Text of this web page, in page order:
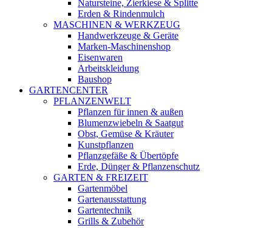
Natursteine, Zierkiese & Splitte
Erden & Rindenmulch
MASCHINEN & WERKZEUG
Handwerkzeuge & Geräte
Marken-Maschinenshop
Eisenwaren
Arbeitskleidung
Baushop
GARTENCENTER
PFLANZENWELT
Pflanzen für innen & außen
Blumenzwiebeln & Saatgut
Obst, Gemüse & Kräuter
Kunstpflanzen
Pflanzgefäße & Übertöpfe
Erde, Dünger & Pflanzenschutz
GARTEN & FREIZEIT
Gartenmöbel
Gartenausstattung
Gartentechnik
Grills & Zubehör